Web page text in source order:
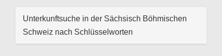
Unterkunftsuche in der Sächsisch Böhmischen
Schweiz nach Schlüsselworten